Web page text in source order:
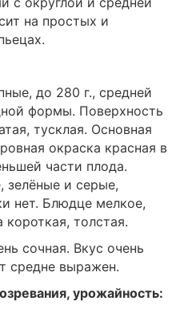
на простых и
до 280 г., средней
формы. Поверхность
тусклая. Основная
окраска красная в
части плода.
и серые,
нет. Блюдце мелкое,
толстая.
сочная. Вкус очень
средне выражен.
урожайность: